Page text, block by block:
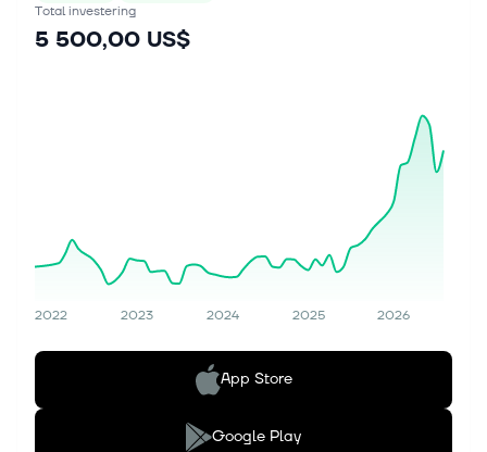
Total investering
5 500,00 US$
2022 2023 2024 2025 2026
App Store
Google Play